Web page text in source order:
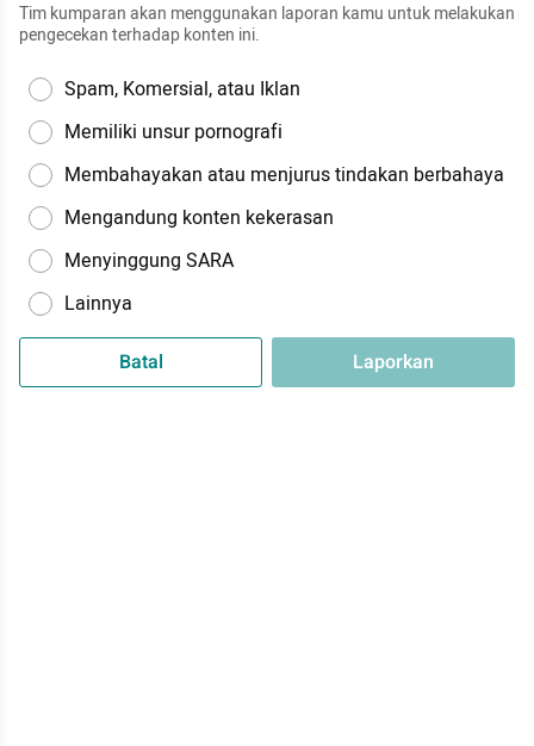
Tim kumparan akan menggunakan laporan kamu untuk melakukan
pengecekan terhadap konten ini.
Spam, Komersial, atau Iklan
Memiliki unsur pornografi
Membahayakan atau menjurus tindakan berbahaya
Mengandung konten kekerasan
Menyinggung SARA
Lainnya
Batal Laporkan